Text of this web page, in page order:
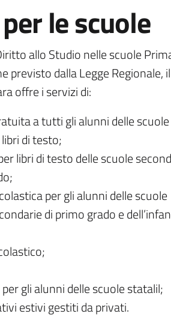
le scuole
allo Studio nelle scuole
previsto dalla Legge Regionale, il
offre i servizi di:
a tutti gli alunni delle scuole
di testo;
libri di testo delle scuole
per gli alunni delle scuole
di primo grado e
gli alunni delle scuole statalil;
estivi gestiti da privati.